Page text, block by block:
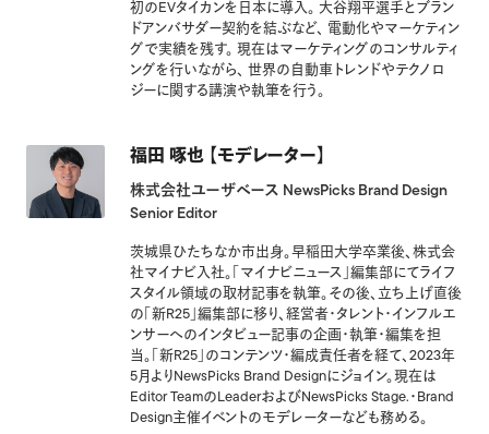
初のEVタイカンを日本に導入。 大谷翔平選手とブラン
ドアンバサダー契約を結ぶなど、 電動化やマーケティン
グで実績を残す。 現在はマーケティングのコンサルティ
ングを行いながら、 世界の自動車トレンドやテクノロ
ジーに関する講演や執筆を行う。
福田 啄也 【モデレーター】
株式会社ユーザベース NewsPicks Brand Design
Senior Editor
茨城県ひたちなか市出身。早稲田大学卒業後、株式会
社マイナビ入社。「マイナビニュース」編集部にてライフ
スタイル領域の取材記事を執筆。その後、立ち上げ直後
の「新R25」編集部に移り、経営者・タレント・インフルエ
ンサーへのインタビュー記事の企画・執筆・編集を担
当。「新R25」のコンテンツ・編成責任者を経て、2023年
5月よりNewsPicks Brand Designにジョイン。現在は
Editor TeamのLeaderおよびNewsPicks Stage.・Brand
Design主催イベントのモデレーターなども務める。